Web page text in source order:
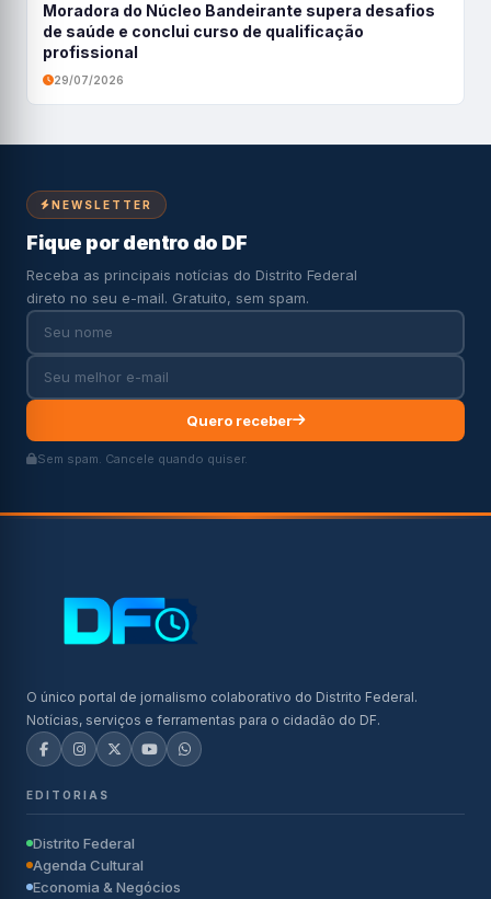
Moradora do Núcleo Bandeirante supera desafios
de saúde e conclui curso de qualificação
profissional
29/07/2026
NEWSLETTER
Fique por dentro do DF
Receba as principais notícias do Distrito Federal
direto no seu e-mail. Gratuito, sem spam.
Quero receber
Sem spam. Cancele quando quiser.
O único portal de jornalismo colaborativo do Distrito Federal.
Notícias, serviços e ferramentas para o cidadão do DF.
EDITORIAS
Distrito Federal
Agenda Cultural
Economia & Negócios